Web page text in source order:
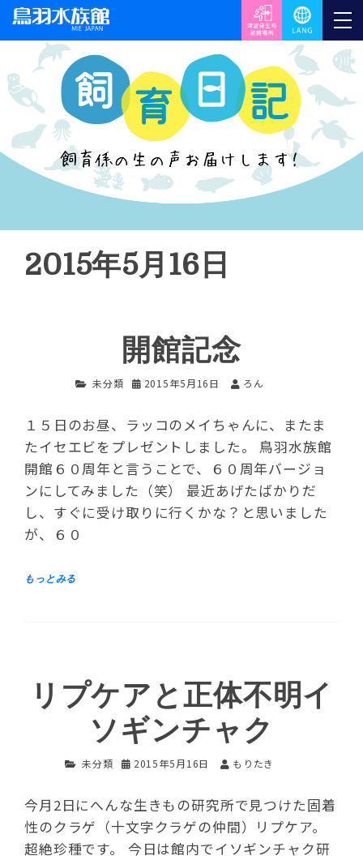
2015年5月16日
開館記念
未分類 2015年5月16日 ろん
１５日のお昼、ラッコのメイちゃんに、またま
たイセエビをプレゼントしました。 鳥羽水族館
開館６０周年と言うことで、６０周年バージョ
ンにしてみました（笑） 最近あげたばかりだ
し、すぐに受け取りに行くかな？と思いました
が、６０
リプケアと正体不明イ
ソギンチャク
未分類 2015年5月16日 もりたき
今月2日にへんな生きもの研究所で見つけた固着
性のクラゲ（十文字クラゲの仲間）リプケア。
超絶珍種です。 今日は館内でイソギンチャク研